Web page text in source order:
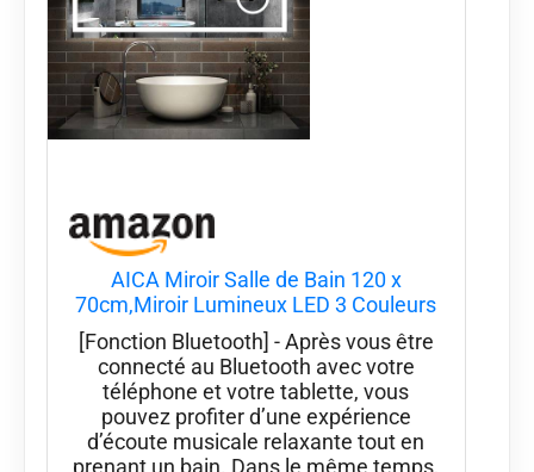
AICA Miroir Salle de Bain 120 x
70cm,Miroir Lumineux LED 3 Couleurs
[Fonction Bluetooth] - Après vous être
connecté au Bluetooth avec votre
téléphone et votre tablette, vous
pouvez profiter d’une expérience
d’écoute musicale relaxante tout en
prenant un bain. Dans le même temps,